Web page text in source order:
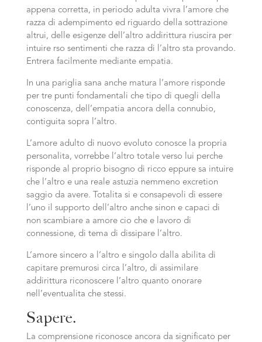
appena corretta, in periodo adulta vivra l’amore che
razza di adempimento ed riguardo della sottrazione
altrui, delle esigenze dell’altro addirittura riuscira per
intuire rso sentimenti che razza di l’altro sta provando.
Entrera facilmente mediante empatia.
In una pariglia sana anche matura l’amore risponde
per tre punti fondamentali che tipo di quegli della
conoscenza, dell’empatia ancora della connubio,
contiguita sopra l’altro.
L’amore adulto di nuovo evoluto conosce la propria
personalita, vorrebbe l’altro totale verso lui perche
risponde al proprio bisogno di ricco eppure sa intuire
che l’altro e una reale astuzia nemmeno excretion
saggio da avere. Totalita si e consapevoli di essere
l’uno il supporto dell’altro anche sinon e capaci di
non scambiare a amore cio che e lavoro di
connessione, di tema di dissipare l’altro.
L’amore sincero a l’altro e singolo dalla abilita di
capitare premurosi circa l’altro, di assimilare
addirittura riconoscere l’altro quanto onorare
nell’eventualita che stessi.
Sapere.
La comprensione riconosce ancora da significato per